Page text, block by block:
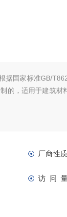
据国家标准GB/
的，适用于建筑材
厂商性质
访 问 量